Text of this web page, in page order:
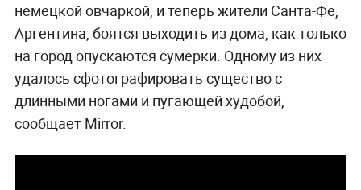
немецкой овчаркой, и теперь жители Санта-Фе,
Аргентина, боятся выходить из дома, как только
на город опускаются сумерки. Одному из них
удалось сфотографировать существо с
длинными ногами и пугающей худобой,
сообщает Mirror.